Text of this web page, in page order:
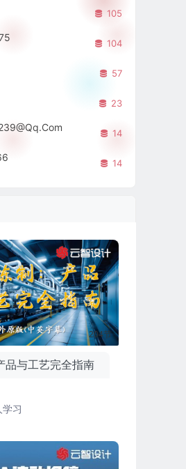
105
104
57
23
14
14
204节
品与工艺完全指南
学习